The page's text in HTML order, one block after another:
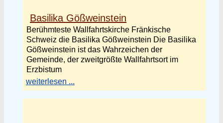
Basilika Gößweinstein
Berühmteste Wallfahrtskirche Fränkische
Schweiz die Basilika Gößweinstein Die Basilika
Gößweinstein ist das Wahrzeichen der
Gemeinde, der zweitgrößte Wallfahrtsort im
Erzbistum
weiterlesen ...